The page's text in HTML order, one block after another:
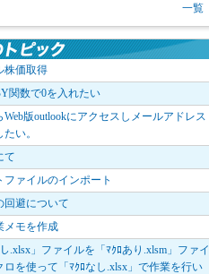
一覧
株価取得
関数で0を入れたい
Web版outlookにアクセスしメールアドレス
い。
て
ファイルのインポート
回避について
メモを作成
し.xlsx」ファイルを「ﾏｸﾛあり.xlsm」ファイ
ロを使って「ﾏｸﾛなし.xlsx」で作業を行い